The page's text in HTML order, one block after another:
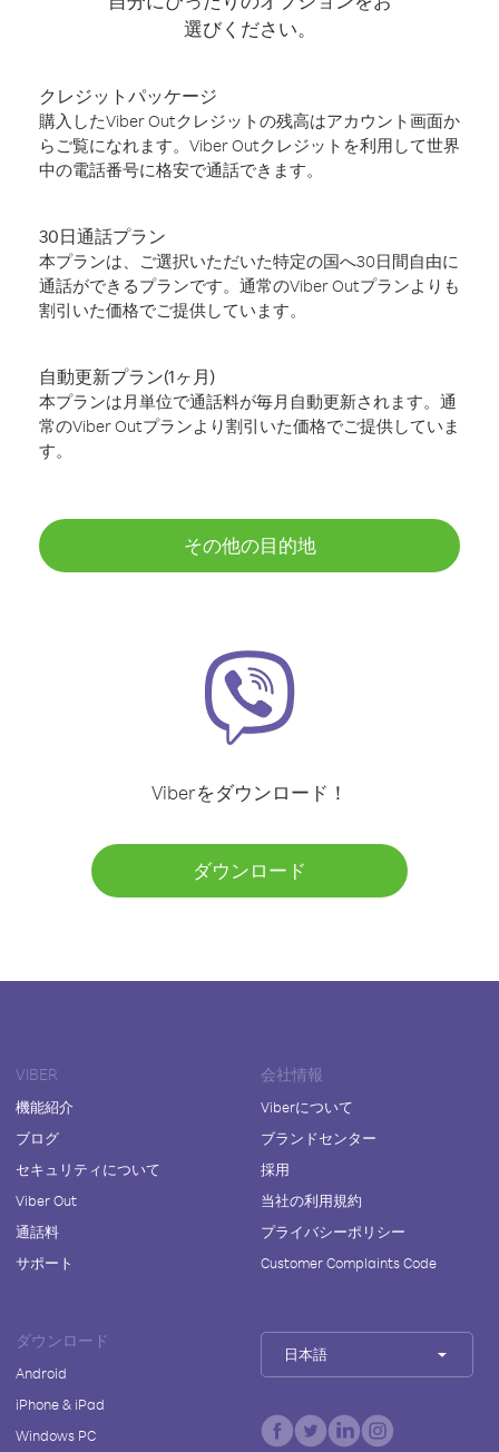
選びください。
クレジットパッケージ
購入したViber Outクレジットの残高はアカウント画面か
らご覧になれます。Viber Outクレジットを利用して世界
中の電話番号に格安で通話できます。
30日通話プラン
本プランは、ご選択いただいた特定の国へ30日間自由に
通話ができるプランです。通常のViber Outプランよりも
割引いた価格でご提供しています。
自動更新プラン(1ヶ月)
本プランは月単位で通話料が毎月自動更新されます。通
常のViber Outプランより割引いた価格でご提供していま
す。
その他の目的地
Viberをダウンロード！
ダウンロード
VIBER
機能紹介
ブログ
セキュリティについて
Viber Out
通話料
サポート
会社情報
Viberについて
ブランドセンター
採用
当社の利用規約
プライバシーポリシー
Customer Complaints Code
ダウンロード
Android
iPhone & iPad
Windows PC
日本語